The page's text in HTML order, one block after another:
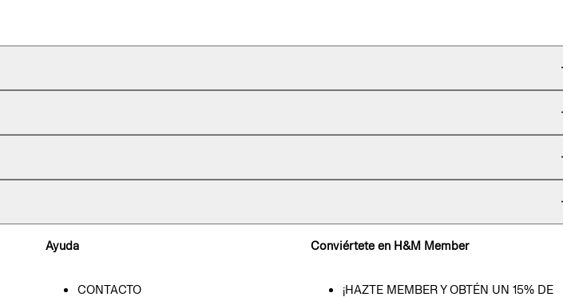
Ayuda
CONTACTO
Conviértete en H&M Member
¡HAZTE MEMBER Y OBTÉN UN 15% DE